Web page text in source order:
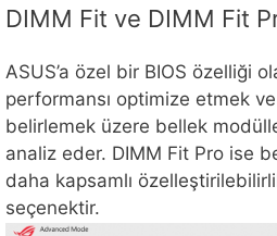
DIMM Fit ve DIMM Fit
ASUS’a özel bir BIOS özelliği
performansı optimize etmek
belirlemek üzere bellek
analiz eder. DIMM Fit Pro ise
daha kapsamlı
seçenektir.